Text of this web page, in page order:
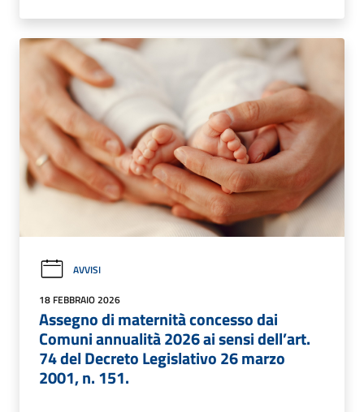
AVVISI
18 FEBBRAIO 2026
Assegno di maternità concesso dai
Comuni annualità 2026 ai sensi dell’art.
74 del Decreto Legislativo 26 marzo
2001, n. 151.